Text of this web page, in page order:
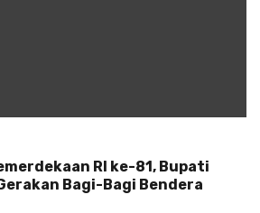
RI ke-81, Bupati
Bagi-Bagi Bendera